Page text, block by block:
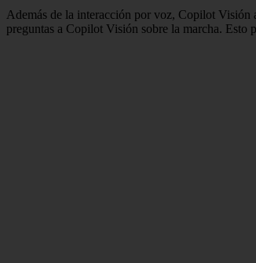
Además de la interacción por voz, Copilot Visión
preguntas a Copilot Visión sobre la marcha. Esto